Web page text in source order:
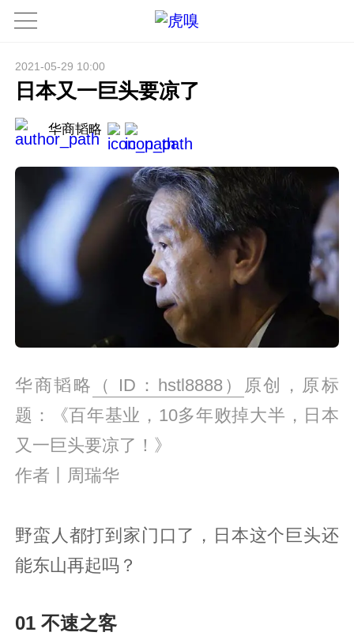
2021-05-29 10:00
日本又一巨头要凉了
华商韬略
华商韬略 （ ID：hstl8888） 原创，原标
题：
《百年基业，10多年败掉大半，日本
又一巨头要凉了！》
作者丨周瑞华
野蛮人都打到家门口了，日本这个巨头还
能东山再起吗？
01 不速之客